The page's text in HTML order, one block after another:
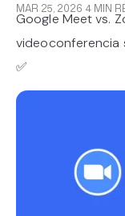
MAR 25, 2026 4 MIN
Google Meet vs.
videoconferencia
✅